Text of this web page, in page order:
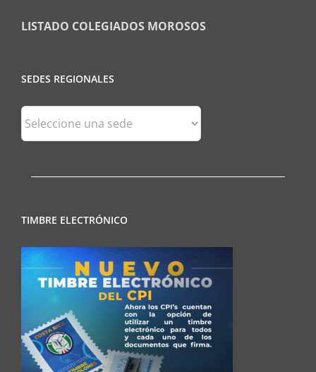
LISTADO COLEGIADOS MOROSOS
SEDES REGIONALES
Sedes
Regionales
TIMBRE ELECTRÓNICO